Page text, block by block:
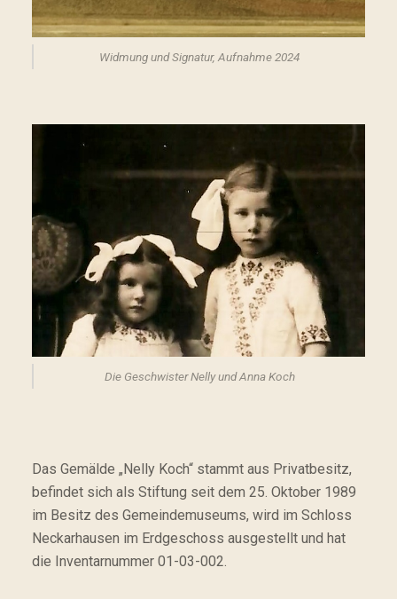
Widmung und Signatur, Aufnahme 2024
Die Geschwister Nelly und Anna Koch
Das Gemälde „Nelly Koch“ stammt aus Privatbesitz,
befindet sich als Stiftung seit dem 25. Oktober 1989
im Besitz des Gemeindemuseums, wird im Schloss
Neckarhausen im Erdgeschoss ausgestellt und hat
die Inventarnummer 01-03-002.